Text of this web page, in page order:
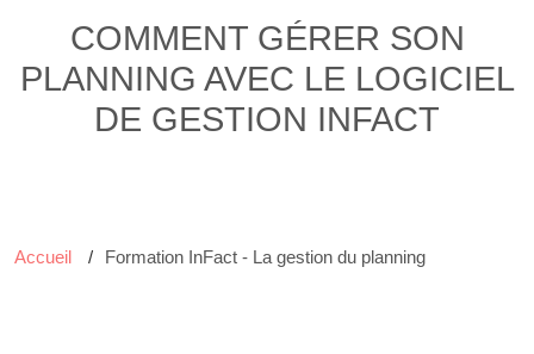
COMMENT GÉRER SON
PLANNING AVEC LE LOGICIEL
DE GESTION INFACT
Accueil Formation InFact - La gestion du planning